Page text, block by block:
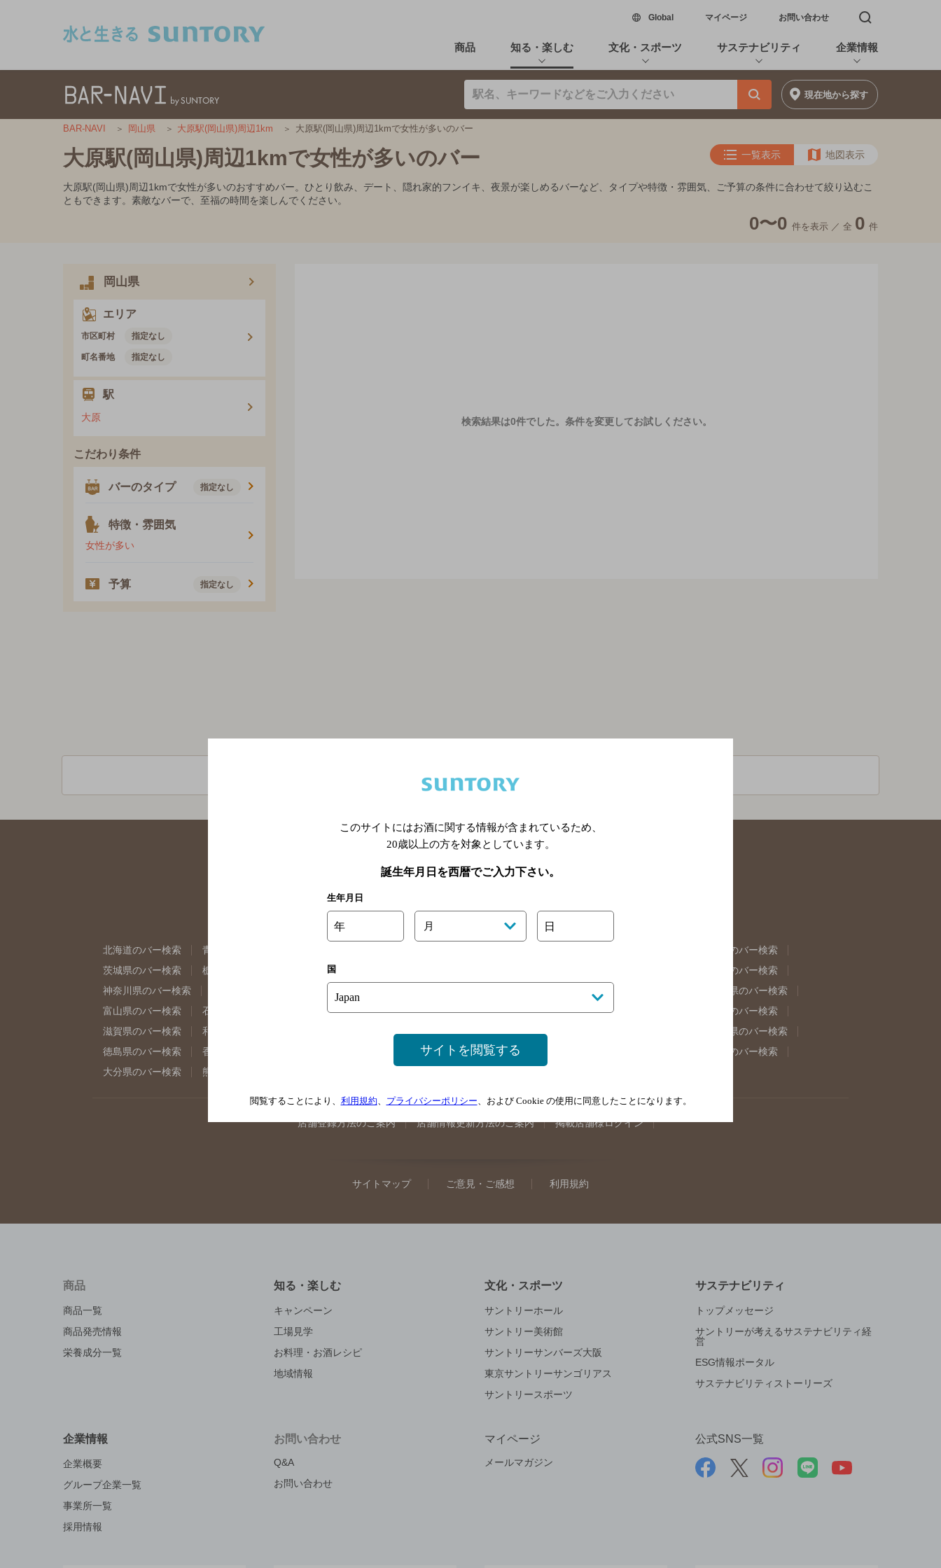
Global新しいウィンドウで開く
マイページ お問い合わせ 検索窓を開く
商品 知る・楽しむ 文化・スポーツ サステナビリティ 企業情報
現在地から探す
BAR-NAVI 岡山県 大原駅(岡山県)周辺1km 大原駅(岡山県)周辺1kmで女性が多いのバー
大原駅(岡山県)周辺1kmで女性が多いのバー 一覧表示 地図表示
大原駅(岡山県)周辺1kmで女性が多いのおすすめバー。ひとり飲み、デート、隠れ家的フンイキ、夜景が楽しめるバーなど、タイプや特徴・雰囲気、ご予算の条件に合わせて絞り込むこ
ともできます。素敵なバーで、至福の時間を楽しんでください。
0〜0 件を表示 ／ 全 0 件
岡山県
エリア
市区町村 指定なし
町名番地 指定なし
駅
大原
こだわり条件
バーのタイプ 指定なし
特徴・雰囲気
女性が多い
予算 指定なし
検索結果は0件でした。 条件を変更してお試しください。
関連ページ
北海道のバー検索 青森県のバー検索
福島県のバー検索
茨城県のバー検索
栃木県のバー検索 群馬県のバー検索
東京都のバー検索
神奈川県のバー検索
埼玉県のバー検索
岐阜県のバー検索
富山県のバー検索
石川県のバー検索 福井県のバー検索 大阪府のバー検索 京都府のバー検索 兵庫県のバー検索
奈良県のバー検索
滋賀県のバー検索
和歌山県のバー検索 岡山県のバー検索 山口県のバー検索
島根県のバー検索
徳島県のバー検索
香川県のバー検索 高知県のバー検索 福岡県のバー検索
佐賀県のバー検索
大分県のバー検索
熊本県のバー検索
店舗登録方法のご案内 店舗情報更新方法のご案内 掲載店舗様ログイン
サイトマップ ご意見・ご感想 利用規約
商品
商品一覧
商品発売情報
栄養成分一覧
知る・楽しむ
キャンペーン
工場見学
お料理・お酒レシピ
地域情報
文化・スポーツ
サントリーホール
サントリー美術館
サントリーサンバーズ大阪
東京サントリーサンゴリアス
サントリースポーツ
サステナビリティ
トップメッセージ
サントリーが考えるサステナビリティ経
営
ESG情報ポータル
サステナビリティストーリーズ
企業情報
企業概要
グループ企業一覧
事業所一覧
採用情報
お問い合わせ
Q&A
お問い合わせ
マイページ
メールマガジン
公式SNS一覧
このサイトにはお酒に関する情報が含まれているため、
20歳以上の方を対象としています。
誕生年月日を西暦でご入力下さい。
生年月日
年 月 日
国
サイトを閲覧する
閲覧することにより、 利用規約、 プライバシーポリシー、および Cookie の使用に同意したことになります。